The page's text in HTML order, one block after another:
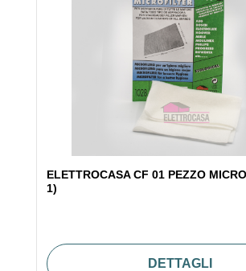
ELETTROCASA CF 01 PEZZO
1)
DETTAGLI